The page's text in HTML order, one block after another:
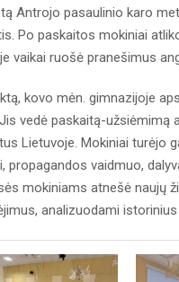
Antrojo pasaulinio karo
Po paskaitos mokiniai
vaikai ruošė pranešimus
kovo mėn. gimnazijoje
vedė paskaitą-užsiėmimą
Lietuvoje. Mokiniai turėjo
vaidmuo,
mokiniams atnešė naujų
analizuodami